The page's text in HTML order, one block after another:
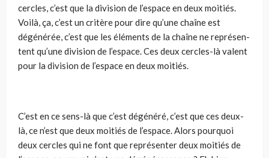
cercles, c’est que la division de l’espace en deux moitiés.
Voilà, ça, c’est un critère pour dire qu’une chaîne est
dégénérée, c’est que les éléments de la chaîne ne représen­
tent qu’une division de l’espace. Ces deux cercles-là valent
pour la divi­sion de l’espace en deux moitiés.
C’est en ce sens-là que c’est dégénéré, c’est que ces deux-
là, ce n’est que deux moitiés de l’espace. Alors pourquoi
deux cercles qui ne font que représenter deux moitiés de